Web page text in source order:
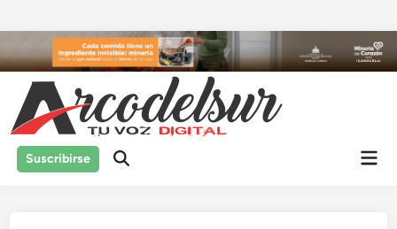
al
contenido
Suscribirse